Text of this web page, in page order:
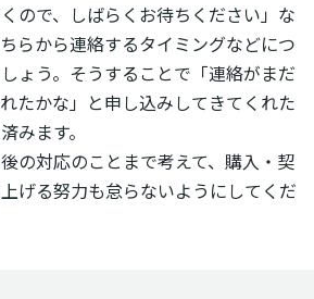
ので、しばらくお待ちください」な
らから連絡するタイミングなどにつ
ょう。そうすることで「連絡がまだ
たかな」と申し込みしてきてくれた
みます。
の対応のことまで考えて、購入・契
げる努力も怠らないようにしてくだ